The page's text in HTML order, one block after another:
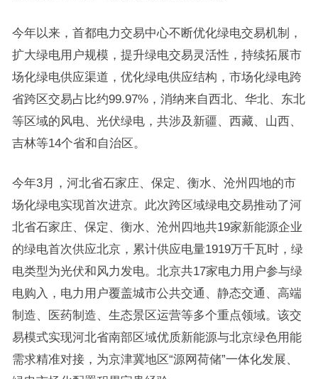
今年以来，首都电力交易中心不断优化绿电交易机制，
扩大绿电用户规模，提升绿电交易灵活性，持续拓展市
场化绿电供应渠道，优化绿电供应结构，市场化绿电跨
省跨区交易占比约99.97%，消纳来自西北、华北、东北
等区域的风电、光伏绿电，共涉及新疆、西藏、山西、
吉林等14个省和自治区。
今年3月，河北省石家庄、保定、衡水、沧州四地的市
场化绿电实现首次进京。此次跨区域绿电交易推动了河
北省石家庄、保定、衡水、沧州四地共19家新能源企业
的绿电首次供应北京，累计供应电量1919万千瓦时，绿
电类型为光伏和风力发电。北京共17家电力用户参与绿
电购入，电力用户覆盖城市公共交通、静态交通、高端
制造、医药制造、生态景区运营等多个重点领域。该交
易模式实现河北省南部区域优质新能源与北京绿色用能
需求精准对接，为京津冀地区“源网荷储”一体化发展、